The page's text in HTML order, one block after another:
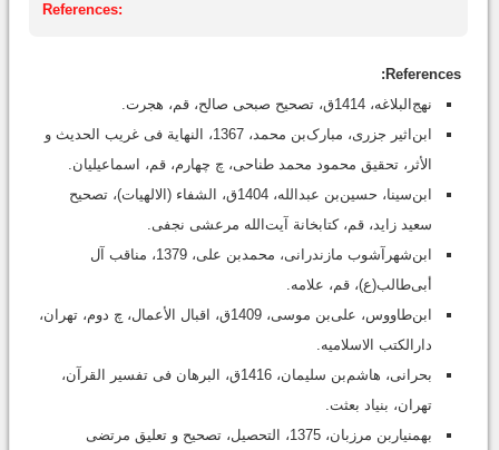
References:
References:
نهج‌البلاغه، 1414ق، تصحیح صبحی صالح، قم، هجرت.
ابن‌اثیر جزری، مبارک‌بن محمد‏، 1367، النهایة فی غریب الحدیث و
الأثر، تحقیق محمود محمد طناحى‏، چ چهارم، قم، اسماعیلیان.
ابن‌سینا، حسین‌بن عبدالله، 1404ق، الشفاء (الالهیات)، تصحیح
سعید زاید، قم، کتابخانة آیت‌الله مرعشی نجفی.
ابن‌شهرآشوب مازندرانى، محمد‌بن على، 1379، مناقب آل
أبی‌طالب(ع)، قم، علامه.
ابن‌طاووس، على‌بن موسى، 1409ق، اقبال الأعمال، چ دوم، تهران،
دارالکتب الاسلامیه.
بحرانی، هاشم‌بن سلیمان، 1416ق، البرهان فى تفسیر القرآن‏،
تهران، بنیاد بعثت.
بهمنیار‌بن مرزبان، 1375، التحصیل‏، تصحیح و تعلیق مرتضى